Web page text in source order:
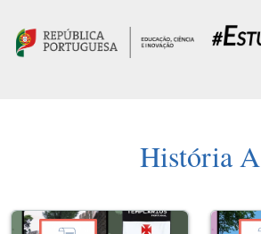
História A